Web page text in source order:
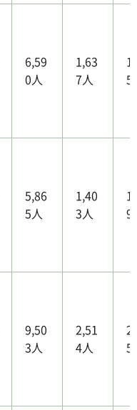
6,59
0人
1,63
7人
5
5,86
5人
1,40
3人
9
9,50
3人
2,51
4人
5